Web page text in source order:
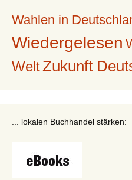
Wahlen in
Wiedergelesen
WeltZukunft
... lokalen Buchhandel stärken: